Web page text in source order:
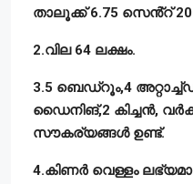
താലൂക്ക് 6.75 സെൻ്റ്
2.വില 64 ലക്ഷം.
3.5 ബെഡ്റൂം,4
ഡൈനിങ്,2 കിച്ചൻ,
സൗകര്യങ്ങൾ ഉണ്ട്.
4.കിണർ വെള്ളം